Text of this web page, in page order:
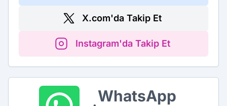
X.com'da Takip Et
Instagram'da Takip Et
WhatsApp